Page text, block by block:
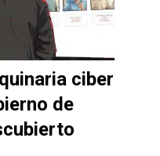
ciber
de